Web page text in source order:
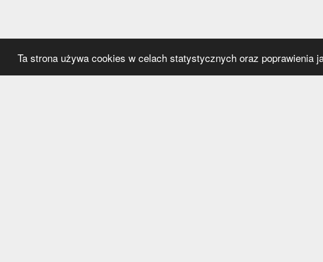
Ta strona używa cookies w celach statystycznych oraz poprawienia